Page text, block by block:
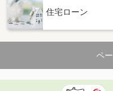
住宅ローン
ペ